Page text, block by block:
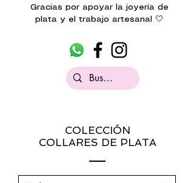
Gracias por apoyar la joyería de
plata y el trabajo artesanal 🤍
COLECCIÓN
COLLARES DE PLATA